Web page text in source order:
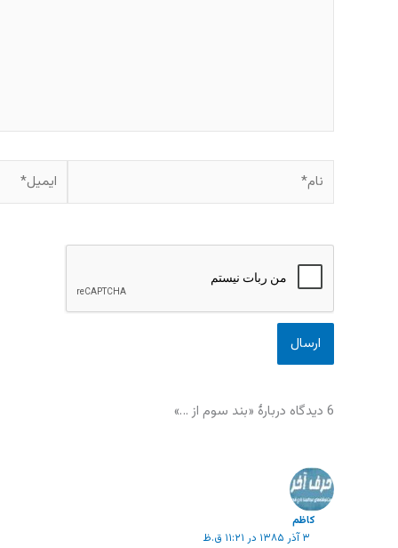
6 دیدگاه دربارهٔ «بند سوم از …»
كاظم
۳ آذر ۱۳۸۵ در ۱۱:۲۱ ق.ظ